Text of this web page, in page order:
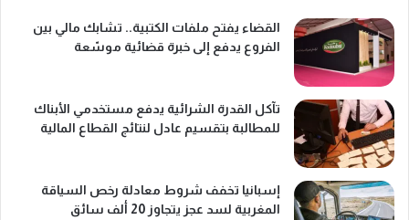
القضاء يفتح ملفات الكتبية.. تشابك مالي بين
الفروع يدفع إلى خبرة قضائية موسّعة
تآكل القدرة الشرائية يدفع مستخدمي الأبناك
للمطالبة بتقسيم عادل لنتائج القطاع المالية
إسبانيا تخفف شروط معادلة رخص السياقة
المغربية لسد عجز يتجاوز 20 ألف سائق